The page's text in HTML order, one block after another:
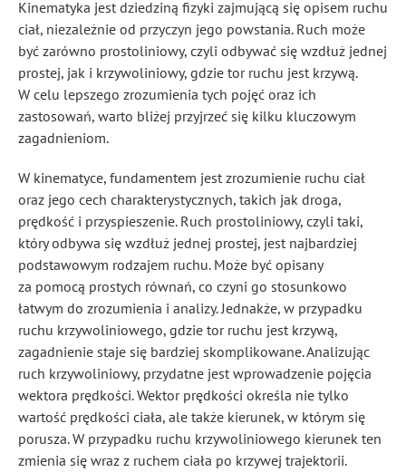
Kinematyka jest dziedziną fizyki zajmującą się opisem ruchu
ciał, niezależnie od przyczyn jego powstania. Ruch może
być zarówno prostoliniowy, czyli odbywać się wzdłuż jednej
prostej, jak i krzywoliniowy, gdzie tor ruchu jest krzywą.
W celu lepszego zrozumienia tych pojęć oraz ich
zastosowań, warto bliżej przyjrzeć się kilku kluczowym
zagadnieniom.
W kinematyce, fundamentem jest zrozumienie ruchu ciał
oraz jego cech charakterystycznych, takich jak droga,
prędkość i przyspieszenie. Ruch prostoliniowy, czyli taki,
który odbywa się wzdłuż jednej prostej, jest najbardziej
podstawowym rodzajem ruchu. Może być opisany
za pomocą prostych równań, co czyni go stosunkowo
łatwym do zrozumienia i analizy. Jednakże, w przypadku
ruchu krzywoliniowego, gdzie tor ruchu jest krzywą,
zagadnienie staje się bardziej skomplikowane. Analizując
ruch krzywoliniowy, przydatne jest wprowadzenie pojęcia
wektora prędkości. Wektor prędkości określa nie tylko
wartość prędkości ciała, ale także kierunek, w którym się
porusza. W przypadku ruchu krzywoliniowego kierunek ten
zmienia się wraz z ruchem ciała po krzywej trajektorii.